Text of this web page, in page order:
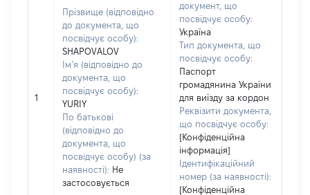
1
Прізвище (відповідно
до документа, що
посвідчує особу):
SHAPOVALOV
Ім’я (відповідно до
документа, що
посвідчує особу):
YURIY
По батькові
(відповідно до
документа, що
посвідчує особу) (за
наявності): Не
застосовується
документ, що
посвідчує особу:
Україна
Тип документа, що
посвідчує особу:
Паспорт
громадянина України
для виїзду за кордон
Реквізити документа,
що посвідчує особу:
[Конфіденційна
інформація]
Ідентифікаційний
номер (за наявності):
[Конфіденційна